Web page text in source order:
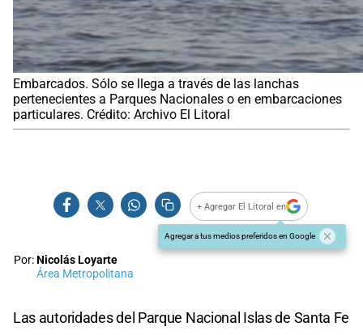
Embarcados. Sólo se llega a través de las lanchas
pertenecientes a Parques Nacionales o en embarcaciones
particulares. Crédito: Archivo El Litoral
+ Agregar El Litoral en
Agregar a tus medios preferidos en Google
Por:Nicolás Loyarte
Área Metropolitana
Las autoridades del Parque Nacional Islas de Santa Fe